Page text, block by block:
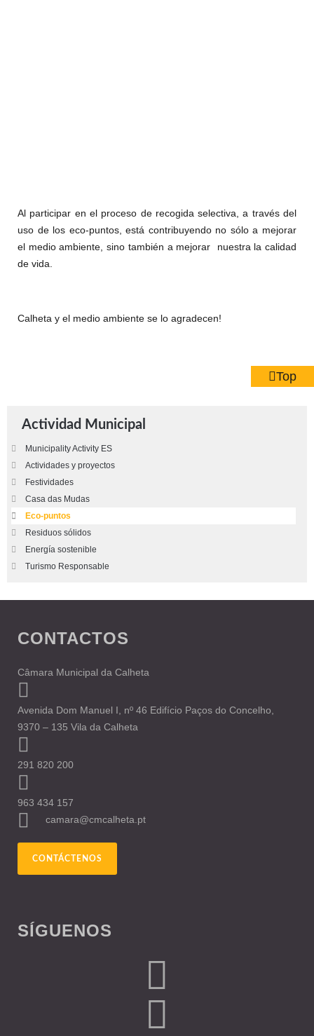
Al participar en el proceso de recogida selectiva, a través del
uso de los eco-puntos, está contribuyendo no sólo a mejorar
el medio ambiente, sino también a mejorar nuestra la calidad
de vida.
Calheta y el medio ambiente se lo agradecen!
Actividad Municipal
Municipality Activity ES
Actividades y proyectos
Festividades
Casa das Mudas
Eco-puntos
Residuos sólidos
Energía sostenible
Turismo Responsable
CONTACTOS
Câmara Municipal da Calheta
Avenida Dom Manuel I, nº 46 Edifício Paços do Concelho,
9370 – 135 Vila da Calheta
291 820 200
963 434 157
camara@cmcalheta.pt
CONTÁCTENOS
SÍGUENOS
Top